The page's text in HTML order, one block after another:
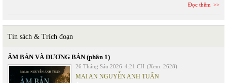
Đọc thêm
Tin sách & Trích đoạn
ÂM BẢN VÀ DƯƠNG BẢN (phần 1)
26 Tháng Sáu 2026 4:21 CH (Xem: 2628)
MAI AN NGUYỄN ANH TUẤN